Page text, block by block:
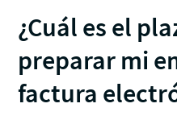
¿Cuál es el
preparar mi
factura